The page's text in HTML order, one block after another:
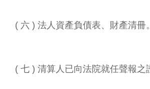
( 六 ) 法人資產負債表、財產清冊
( 七 ) 清算人已向法院就任聲報之